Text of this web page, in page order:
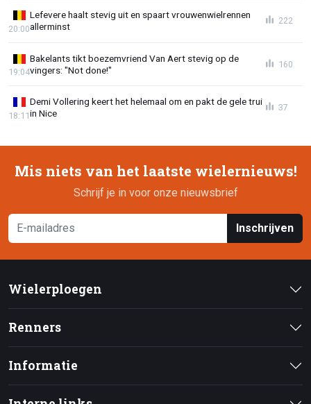
Lefevere haalt stevig uit en spaart vrouwenwielrennen
allerminst
20:00
222
Bakelants tikt boezemvriend Van Aert stevig op de
vingers: "Not done!"
19:04
160
Demi Vollering keert het helemaal om en pakt de gele trui
in Nice
18:11
37
Mis niets van het laatste wielernieuws!
Schrijf je in voor onze nieuwsbrief
Inschrijven
Wielerploegen
Renners
Informatie